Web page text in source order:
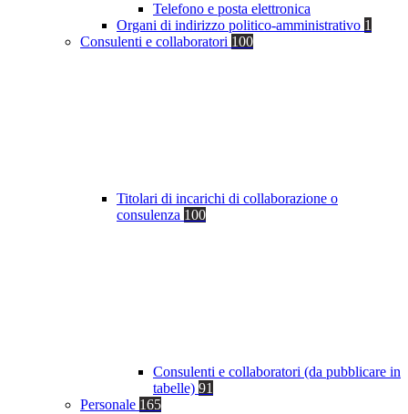
Telefono e posta elettronica
Organi di indirizzo politico-amministrativo 1
Consulenti e collaboratori 100
Titolari di incarichi di collaborazione o
consulenza 100
Consulenti e collaboratori (da pubblicare in
tabelle) 91
Personale 165